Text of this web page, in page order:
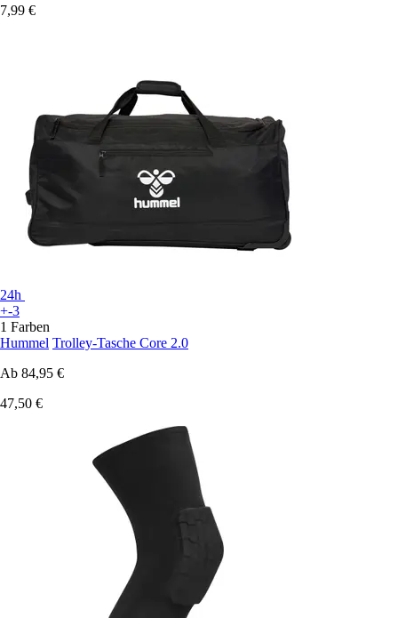
7,99 €
24h
+-3
1 Farben
Hummel Trolley-Tasche Core 2.0
Ab 84,95 €
47,50 €